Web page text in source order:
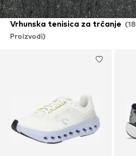
Vrhunska tenisica za trčanje (18
Proizvodi)